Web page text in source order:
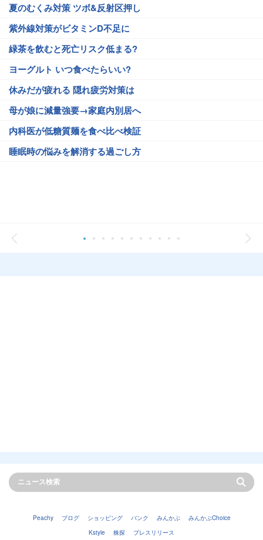
夏のむくみ対策 ツボ&反射区押し
紫外線対策がビタミンD不足に
緑茶を飲むと死亡リスク低まる?
ヨーグルト いつ食べたらいい?
休みだが疲れる 隠れ疲労対策は
母が娘に減量強要→家庭内別居へ
内科医が低糖質麺を食べ比べ検証
睡眠時の悩みを解消する過ごし方
Peachy ブログ ショッピング バンク みんかぶ
みんかぶChoice
Kstyle
株探 プレスリリース